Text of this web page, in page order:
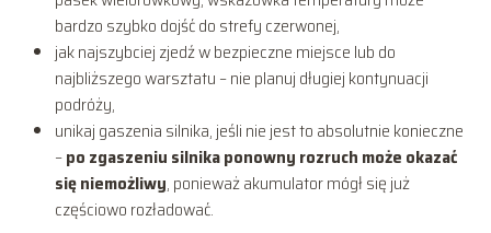
bardzo szybko dojść do strefy czerwonej,
jak najszybciej zjedź w bezpieczne miejsce lub do
najbliższego warsztatu – nie planuj długiej kontynuacji
podróży,
unikaj gaszenia silnika, jeśli nie jest to absolutnie konieczne
–po zgaszeniu silnika ponowny rozruch może okazać
się niemożliwy, ponieważ akumulator mógł się już
częściowo rozładować.